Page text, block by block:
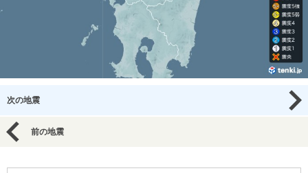
次の地震
前の地震